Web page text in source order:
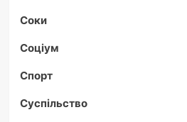
Соки
Соціум
Спорт
Суспільство